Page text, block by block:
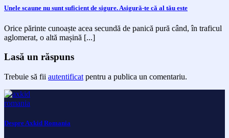
Unele scaune nu sunt suficient de sigure. Asigură-te că al tău este
Orice părinte cunoaște acea secundă de panică pură când, în traficul
aglomerat, o altă mașină [...]
Lasă un răspuns
Trebuie să fii autentificat pentru a publica un comentariu.
Despre Axkid Romania